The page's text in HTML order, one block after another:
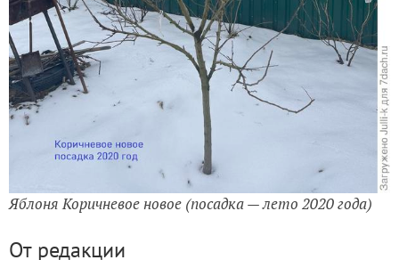
Яблоня Коричневое новое (посадка — лето 2020 года)
От редакции